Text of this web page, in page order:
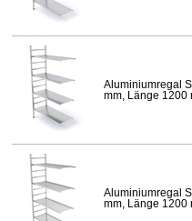
Aluminiumregal
mm, Länge 1200
Aluminiumregal
mm, Länge 1200